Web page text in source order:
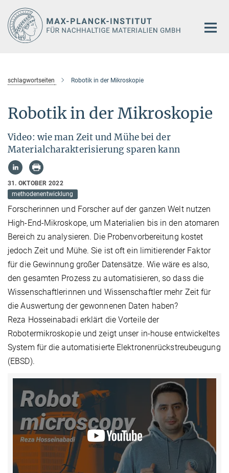
Hauptinhalt
schlagwortseiten Robotik in der Mikroskopie
Robotik in der Mikroskopie
Video: wie man Zeit und Mühe bei der
Materialcharakterisierung sparen kann
31. OKTOBER 2022
methodenentwicklung
Forscherinnen und Forscher auf der ganzen Welt nutzen
High-End-Mikroskope, um Materialien bis in den atomaren
Bereich zu analysieren. Die Probenvorbereitung kostet
jedoch Zeit und Mühe. Sie ist oft ein limitierender Faktor
für die Gewinnung großer Datensätze. Wie wäre es also,
den gesamten Prozess zu automatisieren, so dass die
Wissenschaftlerinnen und Wissenschaftler mehr Zeit für
die Auswertung der gewonnenen Daten haben?
Reza Hosseinabadi erklärt die Vorteile der
Robotermikroskopie und zeigt unser in-house entwickeltes
System für die automatisierte Elektronenrückstreubeugung
(EBSD).